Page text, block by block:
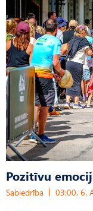
Pozitīvu
Sabiedrība 03:00, 6.